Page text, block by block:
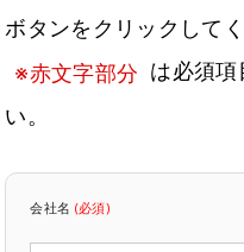
ボタンをクリックしてく
※赤文字部分 は必須
い。
会社名 (必須)